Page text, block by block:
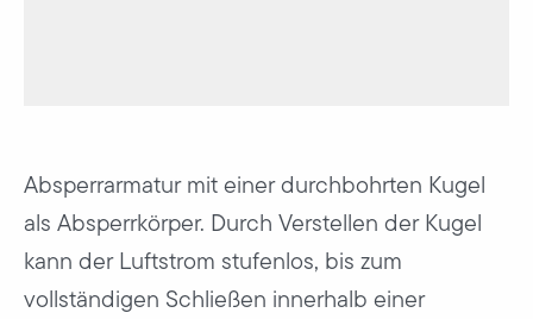
Absperrarmatur mit einer durchbohrten Kugel
als Absperrkörper. Durch Verstellen der Kugel
kann der Luftstrom stufenlos, bis zum
vollständigen Schließen innerhalb einer